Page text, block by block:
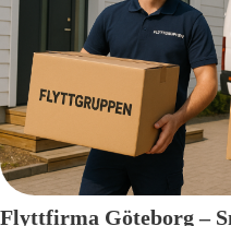
Flyttfirma Göteborg –